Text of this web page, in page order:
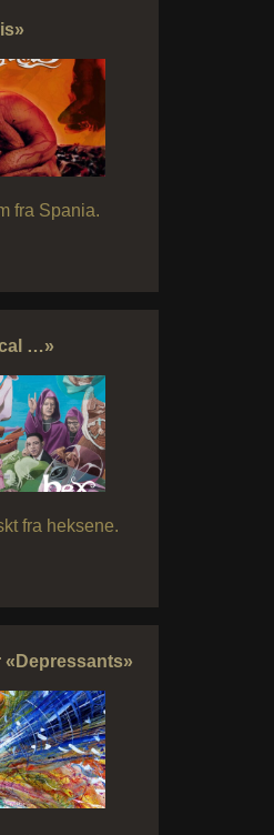
fra Spania.
…»
fra heksene.
«Depressants»